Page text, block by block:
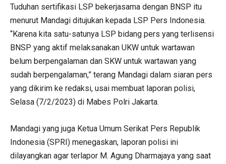
Tuduhan sertifikasi LSP bekerjasama dengan BNSP itu
menurut Mandagi ditujukan kepada LSP Pers Indonesia.
“Karena kita satu-satunya LSP bidang pers yang terlisensi
BNSP yang aktif melaksanakan UKW untuk wartawan
belum berpengalaman dan SKW untuk wartawan yang
sudah berpengalaman,” terang Mandagi dalam siaran pers
yang dikirim ke redaksi, usai membuat laporan polisi,
Selasa (7/2/2023) di Mabes Polri Jakarta.
Mandagi yang juga Ketua Umum Serikat Pers Republik
Indonesia (SPRI) menegaskan, laporan polisi ini
dilayangkan agar terlapor M. Agung Dharmajaya yang saat